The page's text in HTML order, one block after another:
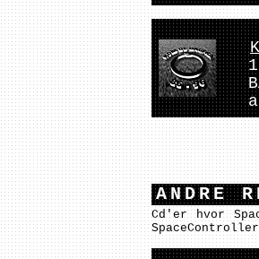
ANDRE
Cd'er hvor